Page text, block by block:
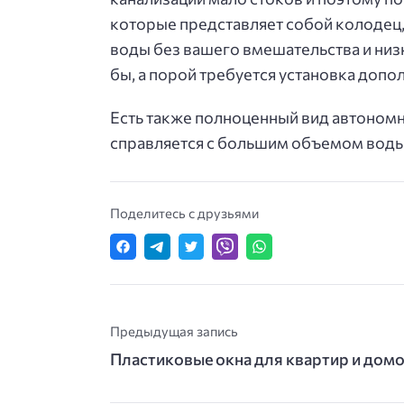
которые представляет собой
воды без вашего вмешательства и
бы, а порой требуется установка
Есть также полноценный вид
справляется с большим объемом
Поделитесь с друзьями
Предыдущая запись
Пластиковые окна для квартир и